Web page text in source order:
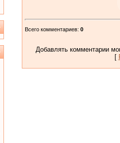
Всего комментариев: 0
Добавлять комментарии
[